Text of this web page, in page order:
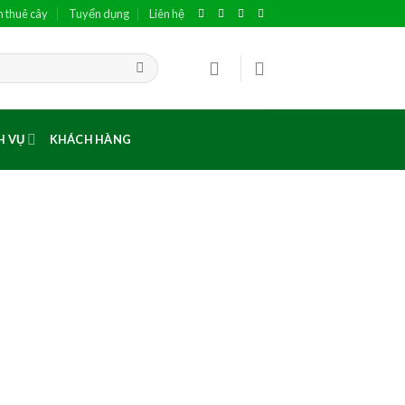
thuê cây Tuyển dụng Liên hệ
VỤ KHÁCH HÀNG